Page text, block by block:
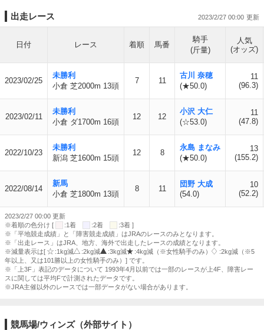
出走レース 2023/2/27 00:00
日付 レース 着順 馬番
騎手
(斤量)
人気
(オッズ)
2023/02/25
未勝利
小倉 芝2000m 13頭
7 11
古川 奈穂
(★50.0)
11
(96.3)
2023/02/11
未勝利
小倉 ダ1700m 16頭
12 12
小沢 大仁
(☆53.0)
11
(47.8)
2022/10/23
未勝利
新潟 芝1600m 15頭
12 8
永島 まなみ
(★50.0)
13
(155.2)
2022/08/14
新馬
小倉 芝1800m 13頭
8 11
団野 大成
(54.0)
10
(52.2)
2023/2/27 00:00 更新
※着順の色分け [
:1着 :2着
:3着 ]
※「平地競走成績」と「障害競走成績」はJRAのレースのみとなります。
※「出走レース」はJRA、地方、海外で出走したレースの成績となります。
※減量表示は[
:1kg減 :2kg減 :3kg減 :4kg減（※女性騎手のみ）
:2kg減（※5
年以上、又は101勝以上の女性騎手のみ）] です。
※「上3F」表記のデータについて 1993年4月以前では一部のレースが上4F、障害レー
スに関しては平均Fで計測されたデータです。
※JRA主催以外のレースでは一部データがない場合があります。
競馬場/ウィンズ（外部サイト）